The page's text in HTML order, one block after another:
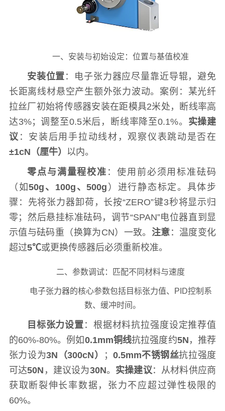
一、安装与初始设定：位置与基值校准
安装位置 ：电子张力器应尽量靠近导辊，避免
长距离线材悬空产生额外张力波动。案例：某光纤
拉丝厂初始将传感器安装在距模具2米处，断线率高
达3%；调整至0.5米后，断线率降至0.1%。 实操建
议 ：安装后用手拉动线材，观察仪表跳动是否在
±1cN（厘牛）
以内。
零点与满量程校准 ：使用前必须用标准砝码
（如50g、100g、500g ）进行静态标定。具体步
骤：先将张力器卸荷，长按“ZERO”键3秒将显示归
零；然后悬挂标准砝码，调节“SPAN”电位器直到显
示值与砝码重（换算为CN）一致。 注意 ：温度变化
超过5℃或更换传感器后必须重新校准。
二、参数调试：匹配不同材料与速度
电子张力器的核心参数包括目标张力值、PID控制系
数、缓冲时间。
目标张力设置 ：根据材料抗拉强度设定推荐值
的60%-80%。例如0.1mm铜线抗拉强度约5N ，推荐
张力设为3N（300cN） ； 0.5mm不锈钢丝抗拉强度
可达50N ，建议设为30N。 实操建议：从材料供应商
获取断裂伸长率数据，张力不应超过弹性极限的
60%。